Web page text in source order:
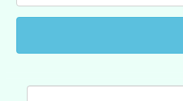
動」
開 智慧啟